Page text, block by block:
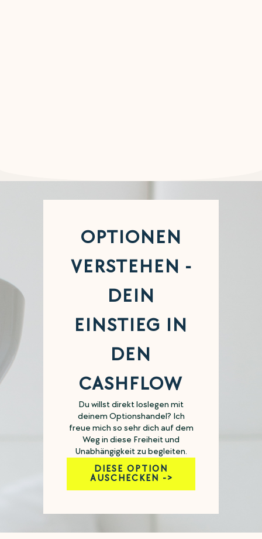
OPTIONEN
VERSTEHEN -
DEIN
EINSTIEG IN
DEN
CASHFLOW
Du willst direkt loslegen mit
deinem Optionshandel? Ich
freue mich so sehr dich auf dem
Weg in diese Freiheit und
Unabhängigkeit zu begleiten.
DIESE OPTION
AUSCHECKEN ->